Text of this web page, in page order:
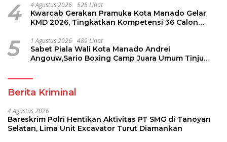
4 4 Agustus 2026 525 Lihat
Kwarcab Gerakan Pramuka Kota Manado Gelar
KMD 2026, Tingkatkan Kompetensi 36 Calon
5 1 Agustus 2026 489 Lihat
Sabet Piala Wali Kota Manado Andrei
Angouw,Sario Boxing Camp Juara Umum Tinju
Berita Kriminal
4 Agustus 2026
Bareskrim Polri Hentikan Aktivitas PT SMG di Tanoyan
Selatan, Lima Unit Excavator Turut Diamankan